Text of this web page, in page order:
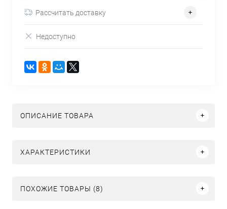
Рассчитать доставку
Недоступно
ОПИСАНИЕ ТОВАРА
ХАРАКТЕРИСТИКИ
ПОХОЖИЕ ТОВАРЫ (8)